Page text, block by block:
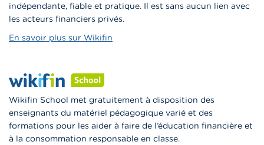
indépendante, fiable et pratique. Il est sans aucun lien avec
les acteurs financiers privés.
En savoir plus sur Wikifin
Wikifin School met gratuitement à disposition des
enseignants du matériel pédagogique varié et des
formations pour les aider à faire de l’éducation financière et
à la consommation responsable en classe.